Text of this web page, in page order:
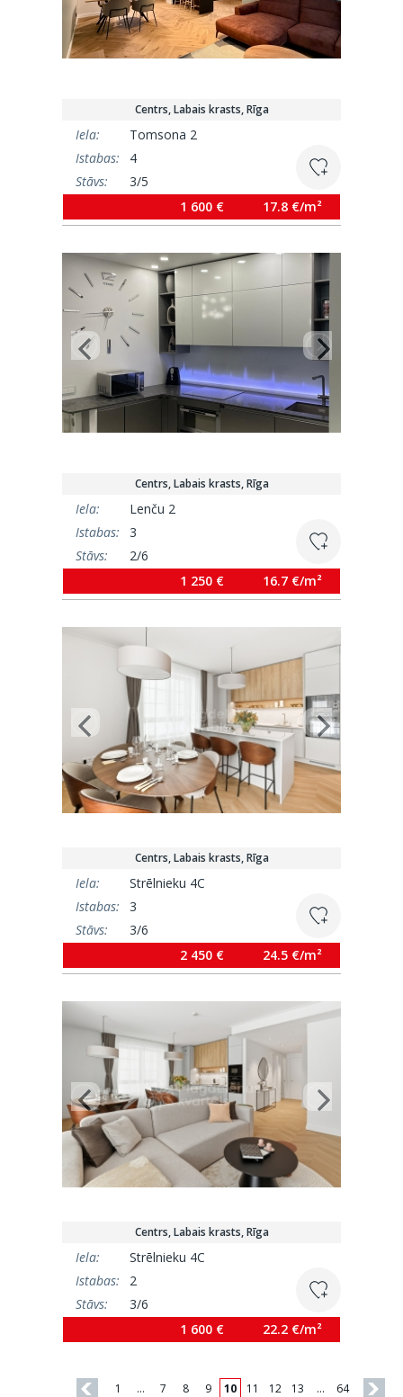
Centrs, Labais krasts, Rīga
Iela:
Tomsona 2
Istabas:
4
Stāvs:
3/5
1 600 € 17.8 €/m²
Centrs, Labais krasts, Rīga
Iela:
Lenču 2
Istabas:
3
Stāvs:
2/6
1 250 € 16.7 €/m²
Centrs, Labais krasts, Rīga
Iela:
Strēlnieku 4C
Istabas:
3
Stāvs:
3/6
2 450 € 24.5 €/m²
Centrs, Labais krasts, Rīga
Iela:
Strēlnieku 4C
Istabas:
2
Stāvs:
3/6
1 600 € 22.2 €/m²
1 … 7 8 9 10 11 12 13 … 64